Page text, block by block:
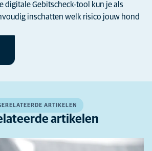
digitale Gebitscheck-tool kun je als
inschatten welk risico jouw hond
ARTIKELEN
artikelen